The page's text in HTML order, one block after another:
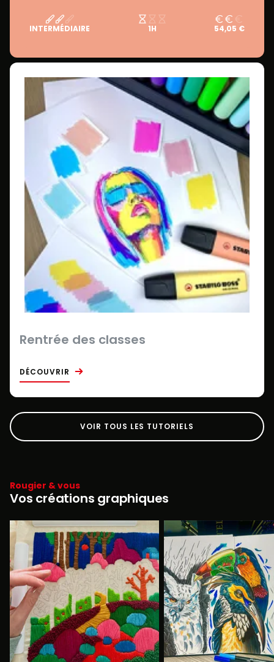
INTERMÉDIAIRE 1H 54,05 €
Rentrée des classes
DÉCOUVRIR
VOIR TOUS LES TUTORIELS
Rougier & vous
Vos créations graphiques